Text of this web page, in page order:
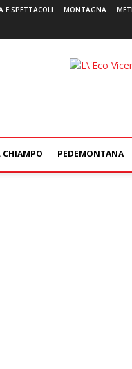
E SPETTACOLI MONTAGNA
CHIAMPO PEDEMONTANA